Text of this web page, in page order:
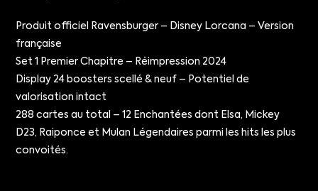
Produit officiel Ravensburger – Disney Lorcana – Version
française
Set 1 Premier Chapitre – Réimpression 2024
Display 24 boosters scellé & neuf – Potentiel de
valorisation intact
288 cartes au total – 12 Enchantées dont Elsa, Mickey
D23, Raiponce et Mulan Légendaires parmi les hits les plus
convoités.